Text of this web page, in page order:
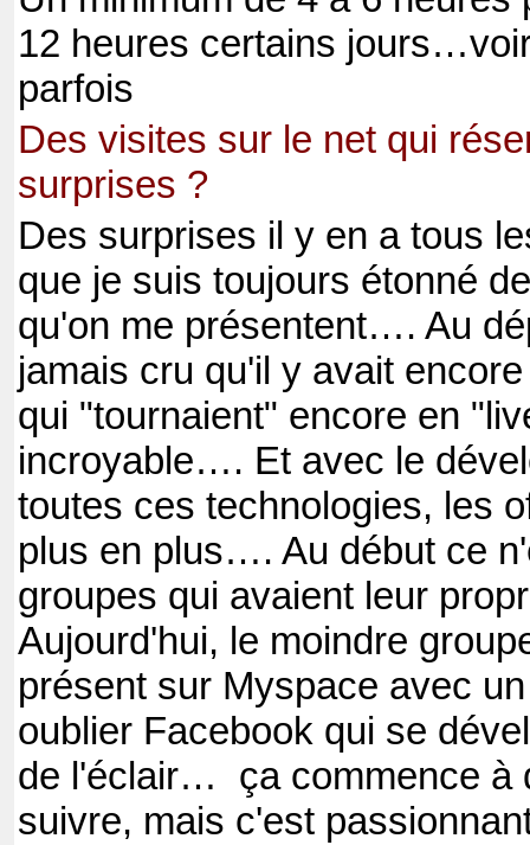
12 heures certains
parfois
Des visites sur le net qui
surprises ?
Des surprises il y en a tous
que je suis toujours étonné
qu'on me présentent…. Au
jamais cru qu'il y avait
qui "tournaient" encore en
incroyable…. Et avec le
toutes ces technologies, les
plus en plus…. Au début ce
groupes qui avaient leur
Aujourd'hui, le moindre
présent sur Myspace avec
oublier Facebook qui se
de l'éclair…
ça commence à
suivre, mais c'est